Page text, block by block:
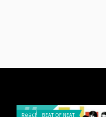
BEAT OF NEAT